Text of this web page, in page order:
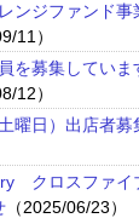
ンジファンド事
11）
を募集していま
12）
曜日）出店者募
クロスファイ
（2025/06/23）